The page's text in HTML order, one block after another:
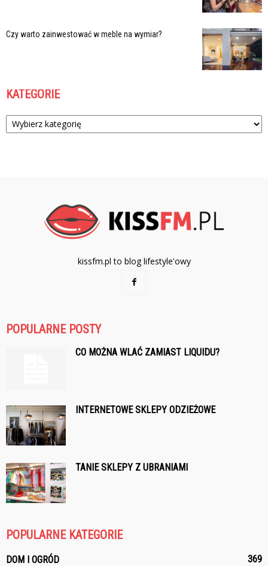
Czy warto zainwestować w meble na wymiar?
KATEGORIE
Kategorie
kissfm.pl to blog lifestyle'owy
POPULARNE POSTY
CO MOŻNA WLAĆ ZAMIAST LIQUIDU?
INTERNETOWE SKLEPY ODZIEŻOWE
TANIE SKLEPY Z UBRANIAMI
POPULARNE KATEGORIE
DOM I OGRÓD 369